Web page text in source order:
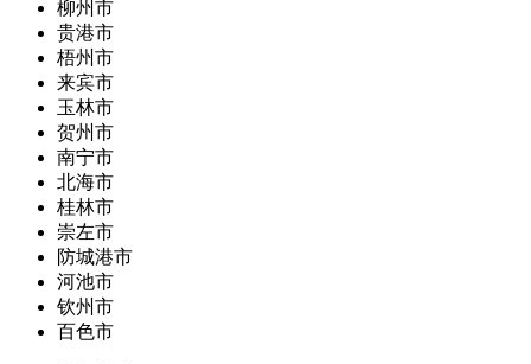
柳州市
贵港市
梧州市
来宾市
玉林市
贺州市
南宁市
北海市
桂林市
崇左市
防城港市
河池市
钦州市
百色市